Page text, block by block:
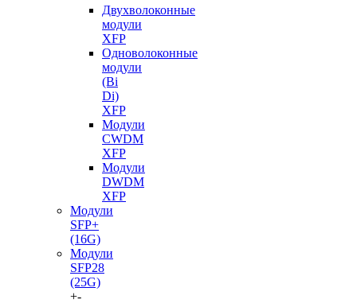
Двухволоконные
модули
XFP
Одноволоконные
модули
(Bi
Di)
XFP
Модули
CWDM
XFP
Модули
DWDM
XFP
Модули
SFP+
(16G)
Модули
SFP28
(25G)
+-